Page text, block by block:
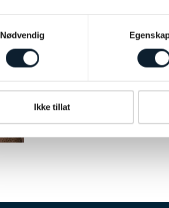
Nødvendig
Ikke tillat
Quality Hotell
Hotellet ligger perfekt plassert i
jernbanestasjonen. Hotellet har
Innsjekking fra kl. 15.00